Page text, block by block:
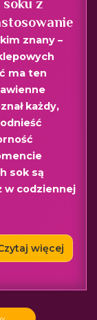
soku z
znany –
ma ten
każdy,
sok są
w codziennej
więcej